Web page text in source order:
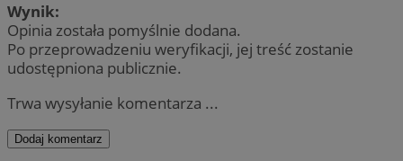
Wynik:
Opinia została pomyślnie dodana.
Po przeprowadzeniu weryfikacji, jej treść zostanie
udostępniona publicznie.
Trwa wysyłanie komentarza ...
Dodaj komentarz